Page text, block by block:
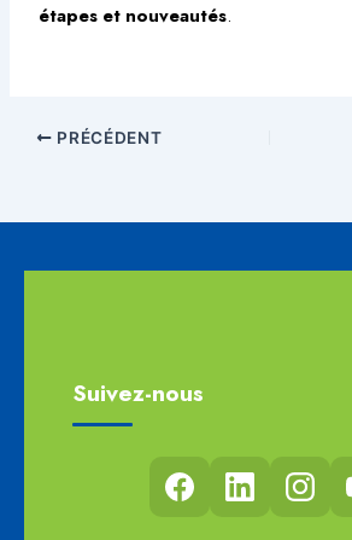
étapes et nouveautés.
PRÉCÉDENT
Suivez-nous